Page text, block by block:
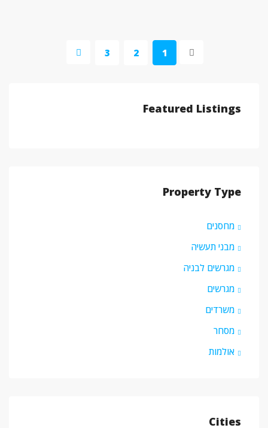
1
2
3
Featured Listings
Property Type
מחסנים
מבני תעשיה
מגרשים לבניה
מגרשים
משרדים
מסחר
אולמות
Cities